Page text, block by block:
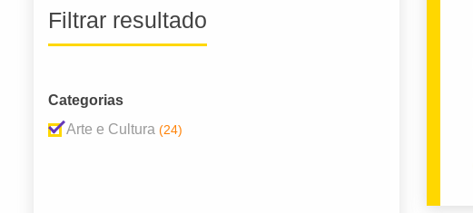
Filtrar resultado
Categorias
Arte e Cultura (24)